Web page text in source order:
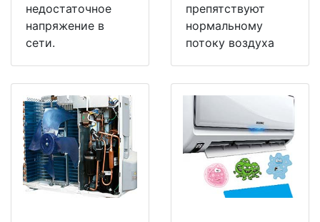
недостаточное
напряжение в
сети.
препятствуют
нормальному
потоку воздуха